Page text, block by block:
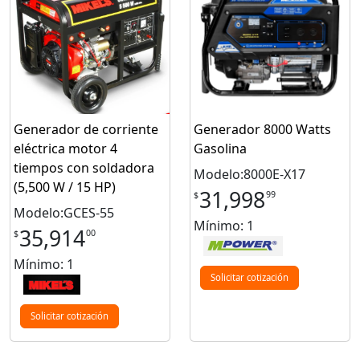
Generador de corriente
eléctrica motor 4
tiempos con soldadora
(5,500 W / 15 HP)
Modelo:GCES-55
$35,91400
Mínimo: 1
Solicitar cotización
Generador 8000 Watts
Gasolina
Modelo:8000E-X17
$31,99899
Mínimo: 1
Solicitar cotización